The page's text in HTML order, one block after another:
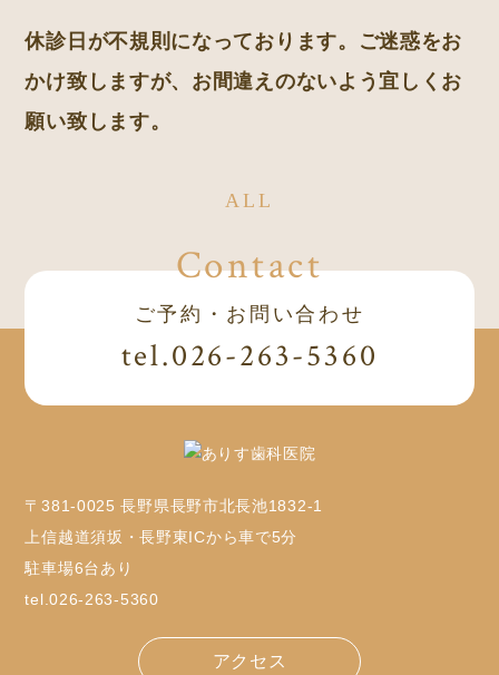
休診日が不規則になっております。ご迷惑をお
かけ致しますが、お間違えのないよう宜しくお
願い致します。
ALL
Contact
ご予約・お問い合わせ
tel.026-263-5360
〒381-0025 長野県長野市北長池1832-1
上信越道須坂・長野東ICから車で5分
駐車場6台あり
tel.026-263-5360
アクセス